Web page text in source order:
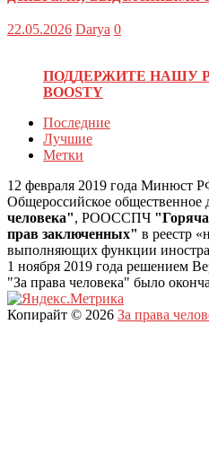
22.05.2026 Darya 0
ПОДДЕРЖИТЕ НАШУ
BOOSTY
Последние
Лучшие
Метки
12 февраля 2019 года Минюст
Общероссийское общественное
человека", РООССПЧ
прав заключенных" в реестр
выполняющих функции
1 ноября 2019 года решением
"За права человека" было
Копирайт © 2026 За права